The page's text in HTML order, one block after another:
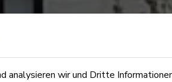
analysieren wir und Dritte